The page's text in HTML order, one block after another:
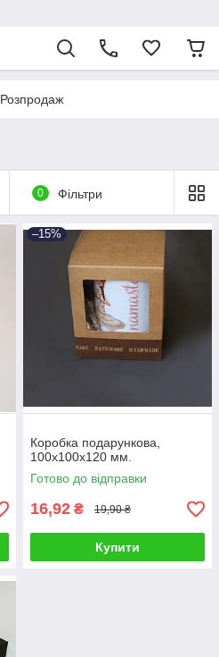
Розпродаж
0 Фільтри
–15%
Коробка подарункова,
100х100х120 мм.
Готово до відправки
16,92 ₴ 19,90 ₴
Купити